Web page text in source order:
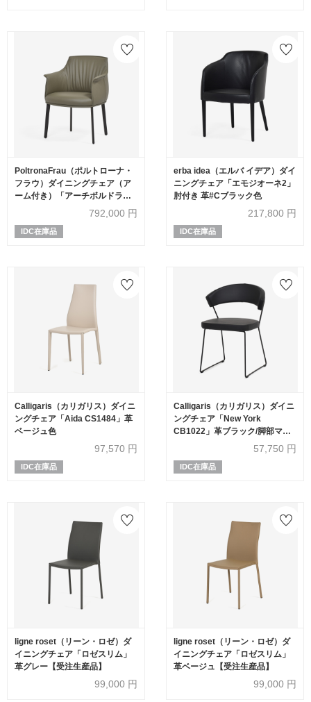
PoltronaFrau（ポルトローナ・
フラウ）ダイニングチェア（ア
ーム付き）「アーチボルドラー
ジ」革ダーセナ色 #SC176
792,000 円
IDC在庫品
erba idea（エルバ イデア）ダイ
ニングチェア「エモジオーネ2」
肘付き 革#Cブラック色
217,800 円
IDC在庫品
Calligaris（カリガリス）ダイニ
ングチェア「Aida CS1484」革
ベージュ色
97,570 円
IDC在庫品
Calligaris（カリガリス）ダイニ
ングチェア「New York
CB1022」革ブラック/脚部マッ
57,750 円
IDC在庫品
ligne roset（リーン・ロゼ）ダ
イニングチェア「ロゼスリム」
革グレー【受注生産品】
99,000 円
ligne roset（リーン・ロゼ）ダ
イニングチェア「ロゼスリム」
革ベージュ【受注生産品】
99,000 円